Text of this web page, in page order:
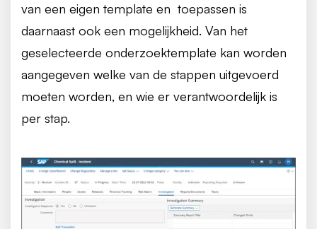
van een eigen template en toepassen is
daarnaast ook een mogelijkheid. Van het
geselecteerde onderzoektemplate kan worden
aangegeven welke van de stappen uitgevoerd
moeten worden, en wie er verantwoordelijk is
per stap.